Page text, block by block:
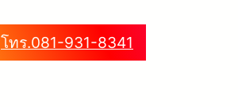
โทร.081-931-8341